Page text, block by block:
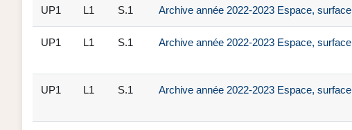
UP1 L1 S.1 Archive année 2022-2023 Espace,
UP1 L1 S.1 Archive année 2022-2023 Espace,
UP1 L1 S.1 Archive année 2022-2023 Espace,